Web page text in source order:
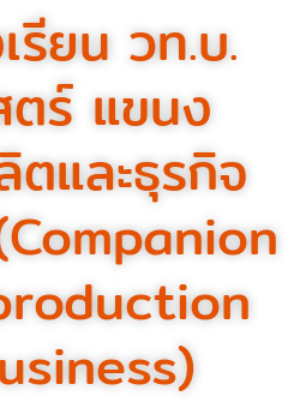
รียน วท.บ.
ร์ แขนง
ตและธุรกิจ